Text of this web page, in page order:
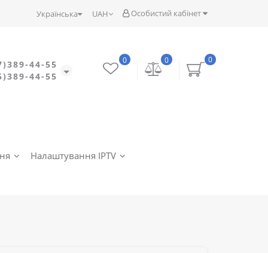
Особистий кабінет
UAH
Українська
44-55
44-55
0
0
0
Налаштування IPTV